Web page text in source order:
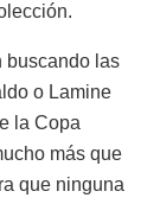
buscando las
o Lamine
la Copa
más que
que ninguna